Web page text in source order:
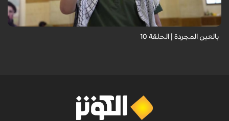
بعيونهم ت...
بالعين المجردة | الحلقة 10